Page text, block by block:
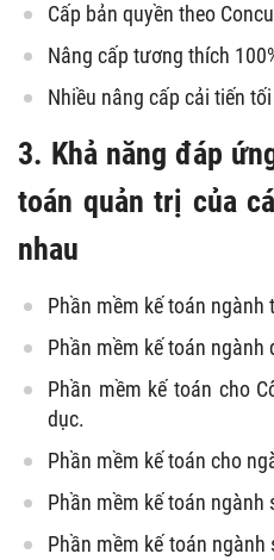
Cấp bản quyền theo
Nâng cấp tương thích
Nhiều nâng cấp cải tiến
3. Khả năng đáp
toán quản trị của
nhau
Phần mềm kế toán
Phần mềm kế toán ngành
Phần mềm kế toán cho
dục.
Phần mềm kế toán cho
Phần mềm kế toán
Phần mềm kế toán